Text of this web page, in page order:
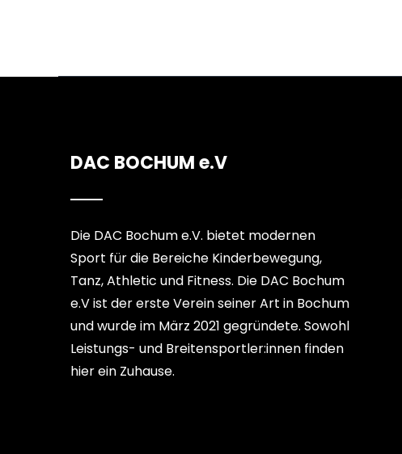
DAC BOCHUM e.V
Die DAC Bochum e.V. bietet modernen
Sport für die Bereiche Kinderbewegung,
Tanz, Athletic und Fitness. Die DAC Bochum
e.V ist der erste Verein seiner Art in Bochum
und wurde im März 2021 gegründete. Sowohl
Leistungs- und Breitensportler:innen finden
hier ein Zuhause.